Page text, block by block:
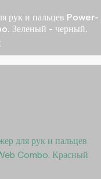
рук и пальцев Power-
Зеленый - черный.